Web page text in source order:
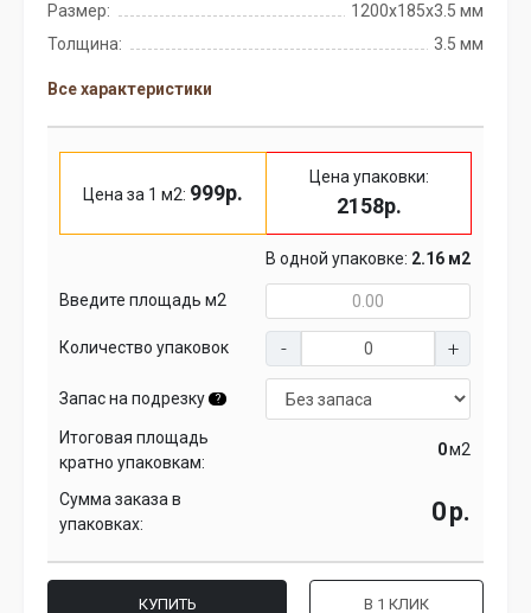
Размер:
1200х185х3.5 мм
Толщина:
3.5 мм
Все характеристики
Цена за 1 м2: 999р.
Цена упаковки:
2158р.
В одной упаковке: 2.16 м2
Введите площадь м2
Количество упаковок
Запас на подрезку ?
Итоговая площадь
кратно упаковкам:
м2
Сумма заказа в
упаковках:
р.
КУПИТЬ В 1 КЛИК